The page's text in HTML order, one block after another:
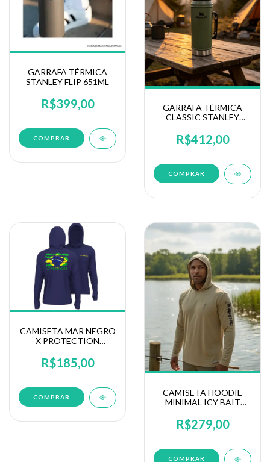
GARRAFA TÉRMICA
STANLEY FLIP 651ML
R$399,00
GARRAFA TÉRMICA
CLASSIC STANLEY
0.95L
R$412,00
CAMISETA MAR NEGRO
X PROTECTION
MASCULINA (30172)
R$185,00
COMPRAR
CAMISETA HOODIE
MINIMAL ICY BAIT
R$279,00
COMPRAR